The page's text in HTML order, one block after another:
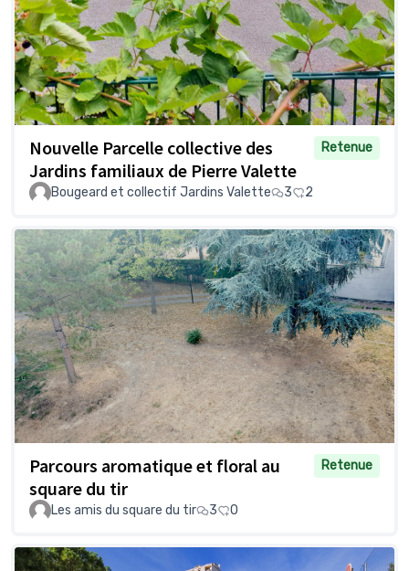
Nouvelle Parcelle collective des
Jardins familiaux de Pierre Valette
Retenue
Bougeard et collectif Jardins Valette 3 2
Parcours aromatique et floral au
square du tir
Retenue
Les amis du square du tir 3 0